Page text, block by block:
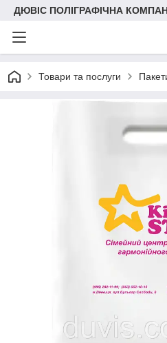
ДЮВІС ПОЛІГРАФІЧНА
Товари та послуги